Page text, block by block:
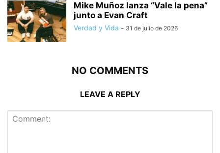
Mike Muñoz lanza “Vale la pena”
junto a Evan Craft
Verdad y Vida - 31 de julio de 2026
NO COMMENTS
LEAVE A REPLY